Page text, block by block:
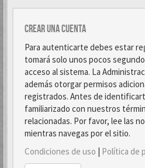
Crear una cuenta
Para autenticarte debes estar
tomará solo unos pocos
acceso al sistema. La
además otorgar permisos
registrados. Antes de
familiarizado con nuestros
relacionadas. Por favor, lee las
mientras navegas por el sitio.
Condiciones de uso | Política de